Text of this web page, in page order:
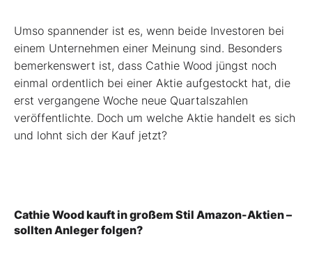
Umso spannender ist es, wenn beide Investoren bei
einem Unternehmen einer Meinung sind. Besonders
bemerkenswert ist, dass Cathie Wood jüngst noch
einmal ordentlich bei einer Aktie aufgestockt hat, die
erst vergangene Woche neue Quartalszahlen
veröffentlichte. Doch um welche Aktie handelt es sich
und lohnt sich der Kauf jetzt?
Cathie Wood kauft in großem Stil Amazon-Aktien –
sollten Anleger folgen?